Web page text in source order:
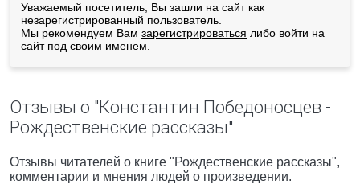
Уважаемый посетитель, Вы зашли на сайт как
незарегистрированный пользователь.
Мы рекомендуем Вам зарегистрироваться либо войти на
сайт под своим именем.
Отзывы о "Константин Победоносцев -
Рождественские рассказы"
Отзывы читателей о книге "Рождественские рассказы",
комментарии и мнения людей о произведении.